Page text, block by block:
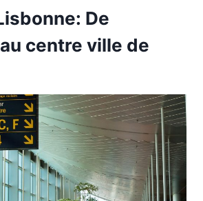
De
centre ville de